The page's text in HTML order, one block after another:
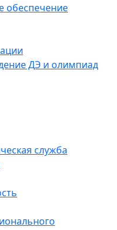
обеспечение
ДЭ и олимпиад
служба